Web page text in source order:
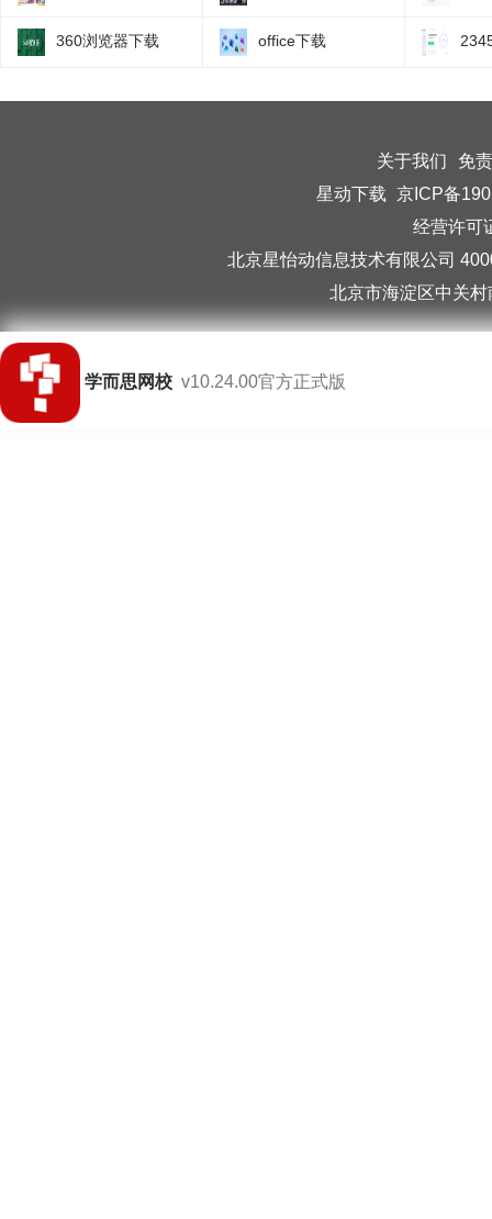
360浏览器下载 office下载
关于我们
免
星动下载 京ICP备
经营许可
北京星怡动信息技术有限公司
北京市海淀区中关
学而思网校 v10.24.00官方正式版